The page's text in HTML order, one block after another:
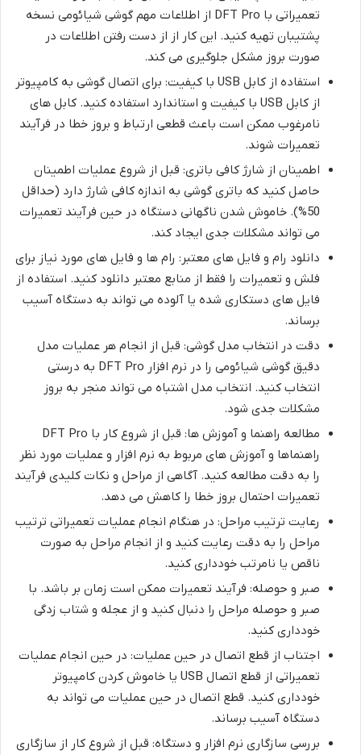
تعمیراتی با DFT Pro از اطلاعات مهم گوشی شیائومی نسخه
پشتیبان تهیه کنید. این کار از از دست رفتن اطلاعات در
صورت بروز مشکل جلوگیری می کند.
استفاده از کابل USB با کیفیت: برای اتصال گوشی به کامپیوتر
از کابل USB با کیفیت و استاندارد استفاده کنید. کابل های
نامرغوب ممکن است باعث قطعی ارتباط و بروز خطا در فرآیند
تعمیرات شوند.
اطمینان از شارژ کافی باتری: قبل از شروع عملیات اطمینان
حاصل کنید که باتری گوشی به اندازه کافی شارژ دارد (حداقل
50%). خاموش شدن ناگهانی دستگاه در حین فرآیند تعمیرات
می تواند مشکلات جدی ایجاد کند.
دانلود رام و فایل های معتبر: رام ها و فایل های مورد نیاز برای
فلش و تعمیرات را فقط از منابع معتبر دانلود کنید. استفاده از
فایل های دستکاری شده یا آلوده می تواند به دستگاه آسیب
برساند.
دقت در انتخاب مدل گوشی: قبل از انجام هر عملیات مدل
دقیق گوشی شیائومی را در نرم افزار DFT Pro به درستی
انتخاب کنید. انتخاب مدل اشتباه می تواند منجر به بروز
مشکلات جدی شود.
مطالعه راهنما و آموزش ها: قبل از شروع کار با DFT Pro
راهنماها و آموزش های مربوط به نرم افزار و عملیات مورد نظر
را به دقت مطالعه کنید. آگاهی از مراحل و نکات کلیدی فرآیند
تعمیرات احتمال بروز خطا را کاهش می دهد.
رعایت ترتیب مراحل: در هنگام انجام عملیات تعمیراتی ترتیب
مراحل را به دقت رعایت کنید و از انجام مراحل به صورت
ناقص یا نامرتب خودداری کنید.
صبر و حوصله: فرآیند تعمیرات ممکن است زمان بر باشد. با
صبر و حوصله مراحل را دنبال کنید و از عجله و شتاب زدگی
خودداری کنید.
اجتناب از قطع اتصال در حین عملیات: در حین انجام عملیات
تعمیراتی از قطع اتصال USB یا خاموش کردن کامپیوتر
خودداری کنید. قطع اتصال در حین عملیات می تواند به
دستگاه آسیب برساند.
بررسی سازگاری نرم افزار و دستگاه: قبل از شروع کار از سازگاری